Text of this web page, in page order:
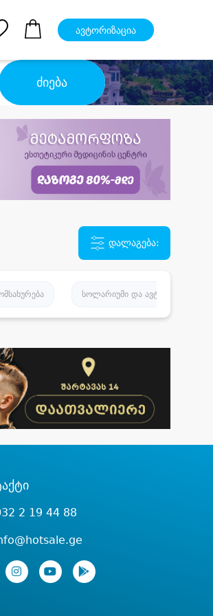
ავტორიზაცია
ძიება
დალაგება:
სოლარიუმი და ავტორუჯი
2 19 44 88